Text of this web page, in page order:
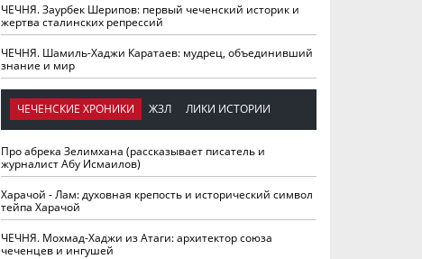
ЧЕЧНЯ. Заурбек Шерипов: первый чеченский историк и
жертва сталинских репрессий
ЧЕЧНЯ. Шамиль-Хаджи Каратаев: мудрец, объединивший
знание и мир
ЧЕЧЕНСКИЕ ХРОНИКИ ЖЗЛ ЛИКИ ИСТОРИИ
Про абрека Зелимхана (рассказывает писатель и
журналист Абу Исмаилов)
Харачой - Лам: духовная крепость и исторический символ
тейпа Харачой
ЧЕЧНЯ. Мохмад-Хаджи из Атаги: архитектор союза
чеченцев и ингушей